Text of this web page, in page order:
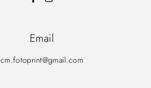
Email
cm.fotoprint@gmail.com